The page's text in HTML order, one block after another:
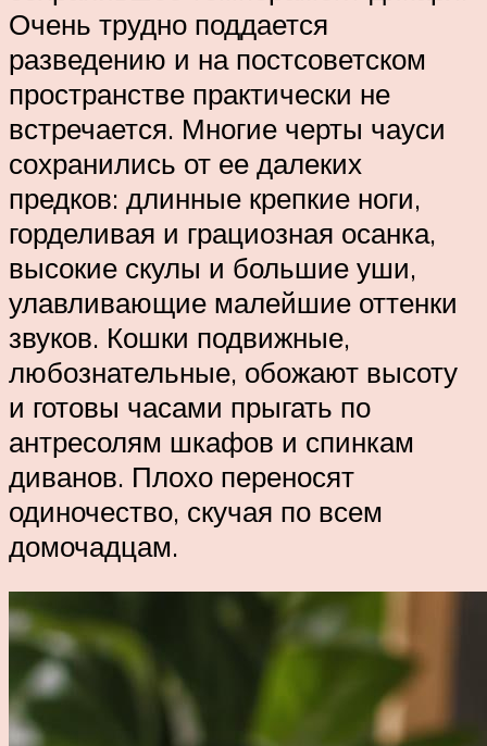
Очень трудно поддается
разведению и на постсоветском
пространстве практически не
встречается. Многие черты чауси
сохранились от ее далеких
предков: длинные крепкие ноги,
горделивая и грациозная осанка,
высокие скулы и большие уши,
улавливающие малейшие оттенки
звуков. Кошки подвижные,
любознательные, обожают высоту
и готовы часами прыгать по
антресолям шкафов и спинкам
диванов. Плохо переносят
одиночество, скучая по всем
домочадцам.